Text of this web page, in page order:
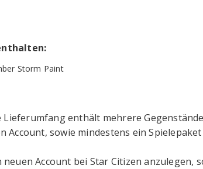
Storm Paint
enthält mehrere
Account, sowie mindestens ein
Account bei Star Citizen anzulegen,